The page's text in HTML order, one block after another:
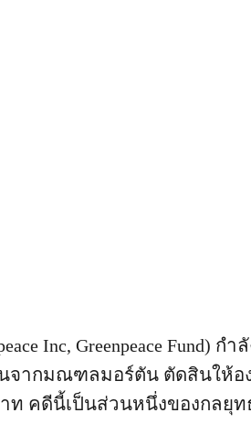
Inc, Greenpeace Fund)
นจากมณฑลมอร์ตัน ตัดสินให้
ท คดีนี้เป็นส่วนหนึ่งของกลยุ